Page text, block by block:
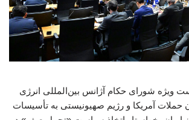
ویژه شورای حکام آژانس بین‌المللی انرژی
حملات آمریکا و رژیم صهیونیستی به تأسیسات